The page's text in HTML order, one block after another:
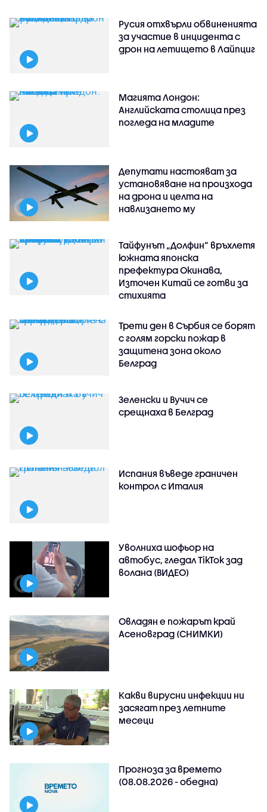
Русия отхвърли обвиненията
за участие в инцидента с
дрон на летището в Лайпциг
Магията Лондон:
Английската столица през
погледа на младите
Депутати настояват за
установяване на произхода
на дрона и целта на
навлизането му
Тайфунът „Долфин” връхлетя
южната японска
префектура Окинава,
Източен Китай се готви за
стихията
Трети ден в Сърбия се борят
с голям горски пожар в
защитена зона около
Белград
Зеленски и Вучич се
срещнаха в Белград
Испания въведе граничен
контрол с Италия
Уволниха шофьор на
автобус, гледал TikTok зад
волана (ВИДЕО)
Овладян е пожарът край
Асеновград (СНИМКИ)
Какви вирусни инфекции ни
засягат през летните
месеци
Прогноза за времето
(08.08.2026 - обедна)